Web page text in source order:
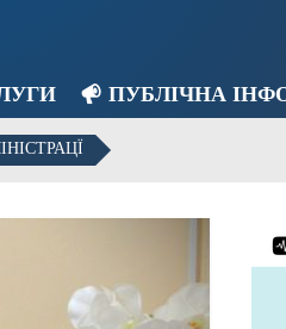
ПУБЛІЧНА